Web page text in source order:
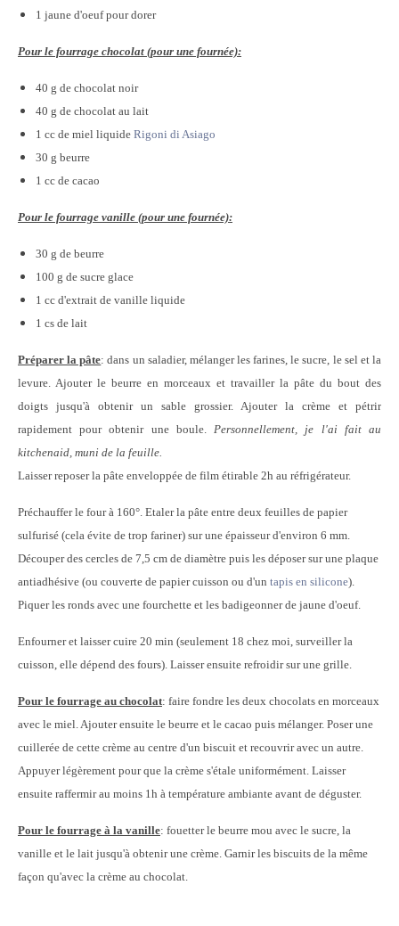
1 jaune d'oeuf pour dorer
Pour le fourrage chocolat (pour une fournée):
40 g de chocolat noir
40 g de chocolat au lait
1 cc de miel liquide Rigoni di Asiago
30 g beurre
1 cc de cacao
Pour le fourrage vanille (pour une fournée):
30 g de beurre
100 g de sucre glace
1 cc d'extrait de vanille liquide
1 cs de lait
Préparer la pâte: dans un saladier, mélanger les farines, le sucre, le sel et la
levure. Ajouter le beurre en morceaux et travailler la pâte du bout des
doigts jusqu'à obtenir un sable grossier. Ajouter la crème et pétrir
rapidement pour obtenir une boule.Personnellement, je l'ai fait au
kitchenaid, muni de la feuille.
Laisser reposer la pâte enveloppée de film étirable 2h au réfrigérateur.
Préchauffer le four à 160°. Etaler la pâte entre deux feuilles de papier
sulfurisé (cela évite de trop fariner) sur une épaisseur d'environ 6 mm.
Découper des cercles de 7,5 cm de diamètre puis les déposer sur une plaque
antiadhésive (ou couverte de papier cuisson ou d'un tapis en silicone).
Piquer les ronds avec une fourchette et les badigeonner de jaune d'oeuf.
Enfourner et laisser cuire 20 min (seulement 18 chez moi, surveiller la
cuisson, elle dépend des fours). Laisser ensuite refroidir sur une grille.
Pour le fourrage au chocolat: faire fondre les deux chocolats en morceaux
avec le miel. Ajouter ensuite le beurre et le cacao puis mélanger. Poser une
cuillerée de cette crème au centre d'un biscuit et recouvrir avec un autre.
Appuyer légèrement pour que la crème s'étale uniformément. Laisser
ensuite raffermir au moins 1h à température ambiante avant de déguster.
Pour le fourrage à la vanille: fouetter le beurre mou avec le sucre, la
vanille et le lait jusqu'à obtenir une crème. Garnir les biscuits de la même
façon qu'avec la crème au chocolat.